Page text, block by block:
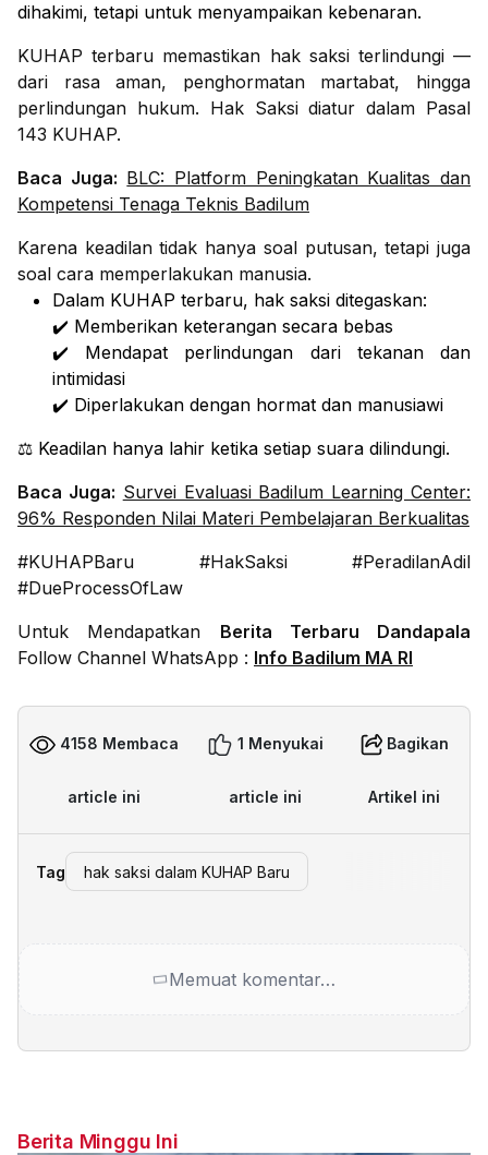
dihakimi, tetapi untuk menyampaikan kebenaran.
KUHAP terbaru memastikan hak saksi terlindungi —
dari rasa aman, penghormatan martabat, hingga
perlindungan hukum. Hak Saksi diatur dalam Pasal
143 KUHAP.
Baca Juga: BLC: Platform Peningkatan Kualitas dan
Kompetensi Tenaga Teknis Badilum
Karena keadilan tidak hanya soal putusan, tetapi juga
soal cara memperlakukan manusia.
Dalam KUHAP terbaru, hak saksi ditegaskan:
✔️ Memberikan keterangan secara bebas
✔️ Mendapat perlindungan dari tekanan dan
intimidasi
✔️ Diperlakukan dengan hormat dan manusiawi
⚖️ Keadilan hanya lahir ketika setiap suara dilindungi.
Baca Juga: Survei Evaluasi Badilum Learning Center:
96% Responden Nilai Materi Pembelajaran Berkualitas
#KUHAPBaru #HakSaksi #PeradilanAdil
#DueProcessOfLaw
Untuk Mendapatkan Berita Terbaru Dandapala
Follow Channel WhatsApp : Info Badilum MA RI
4158 Membaca
article ini
1 Menyukai
article ini
Bagikan
Artikel ini
Tag hak saksi dalam KUHAP Baru
Memuat komentar…
Berita Minggu Ini